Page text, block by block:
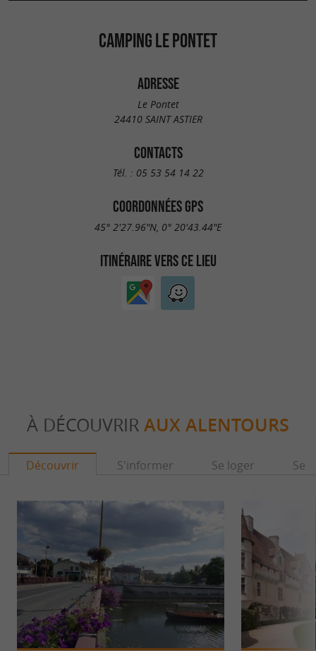
CAMPING LE PONTET
ADRESSE
Le Pontet
24410 SAINT ASTIER
CONTACTS
Tél. : 05 53 54 14 22
COORDONNÉES GPS
45° 2'27.96"N, 0° 20'43.44"E
ITINÉRAIRE VERS CE LIEU
À DÉCOUVRIR AUX ALENTOURS
Découvrir S'informer Se loger Se